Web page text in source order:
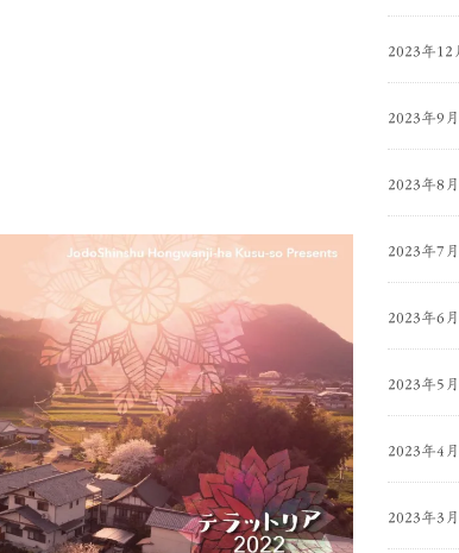
2023年12
2023年9月
2023年8月
2023年7月
2023年6月
2023年5月
2023年4月
2023年3月